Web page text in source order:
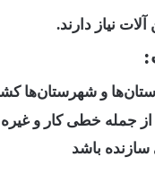
نیاز دارند.
و شهرستان‌ها
جمله خطی کار و غیره
باشد